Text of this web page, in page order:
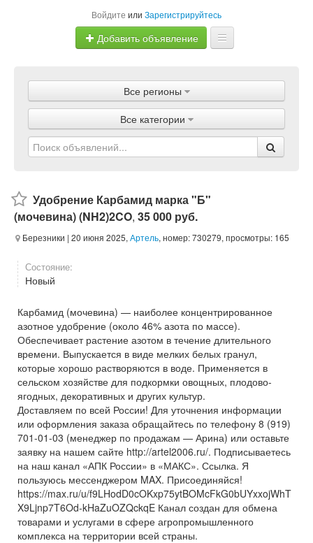
Войдите или Зарегистрируйтесь
Добавить объявление
Объявления
Магазины
Услуги
Все регионы
Все категории
Удобрение Карбамид марка "Б"
(мочевина) (NH2)2CO, 35 000 руб.
Березники | 20 июня 2025, Артель, номер: 730279, просмотры: 165
Состояние:
Новый
Карбамид (мочевина) — наиболее концентрированное
азотное удобрение (около 46% азота по массе).
Обеспечивает растение азотом в течение длительного
времени. Выпускается в виде мелких белых гранул,
которые хорошо растворяются в воде. Применяется в
сельском хозяйстве для подкормки овощных, плодово-
ягодных, декоративных и других культур.
Доставляем по всей России! Для уточнения информации
или оформления заказа обращайтесь по телефону 8 (919)
701-01-03 (менеджер по продажам — Арина) или оставьте
заявку на нашем сайте http://artel2006.ru/. Подписываетесь
на наш канал «АПК России» в «МАКС». Ссылка. Я
пользуюсь мессенджером MAX. Присоединяйся!
https://max.ru/u/f9LHodD0cOKxp75ytBOMcFkG0bUYxxojWhT
X9Ljnp7T6Od-kHaZuOZQckqE Канал создан для обмена
товарами и услугами в сфере агропромышленного
комплекса на территории всей страны.